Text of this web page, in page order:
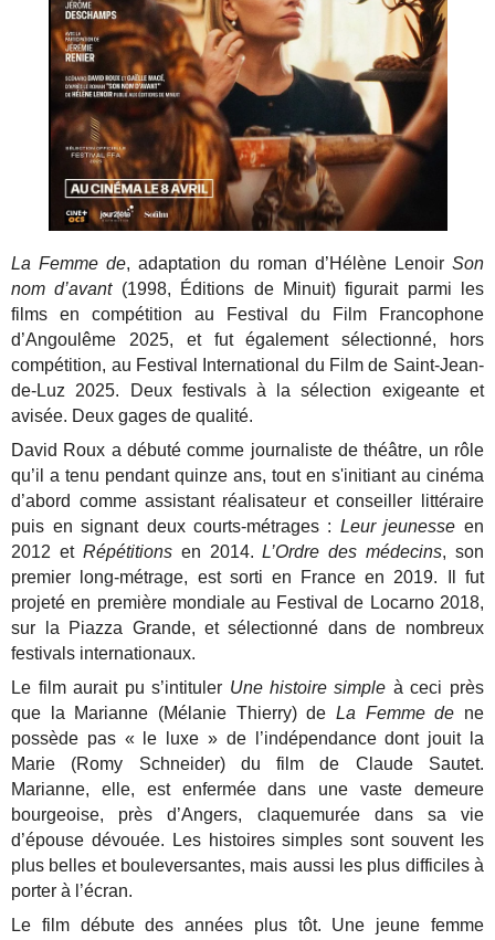
La Femme de, adaptation du roman d’Hélène Lenoir Son
nom d’avant(1998, Éditions de Minuit) figurait parmi les
films en compétition au Festival du Film Francophone
d’Angoulême 2025, et fut également sélectionné, hors
compétition, au Festival International du Film de Saint-Jean-
de-Luz 2025. Deux festivals à la sélection exigeante et
avisée. Deux gages de qualité.
David Roux a débuté comme journaliste de théâtre, un rôle
qu’il a tenu pendant quinze ans, tout en s'initiant au cinéma
d’abord comme assistant réalisateur et conseiller littéraire
puis en signant deux courts-métrages : Leur jeunesse en
2012 et Répétitions en 2014.L’Ordre des médecins, son
premier long-métrage, est sorti en France en 2019. Il fut
projeté en première mondiale au Festival de Locarno 2018,
sur la Piazza Grande, et sélectionné dans de nombreux
festivals internationaux.
Le film aurait pu s’intituler Une histoire simple à ceci près
que la Marianne (Mélanie Thierry) de La Femme de ne
possède pas « le luxe » de l’indépendance dont jouit la
Marie (Romy Schneider) du film de Claude Sautet.
Marianne, elle, est enfermée dans une vaste demeure
bourgeoise, près d’Angers, claquemurée dans sa vie
d’épouse dévouée. Les histoires simples sont souvent les
plus belles et bouleversantes, mais aussi les plus difficiles à
porter à l’écran.
Le film débute des années plus tôt. Une jeune femme